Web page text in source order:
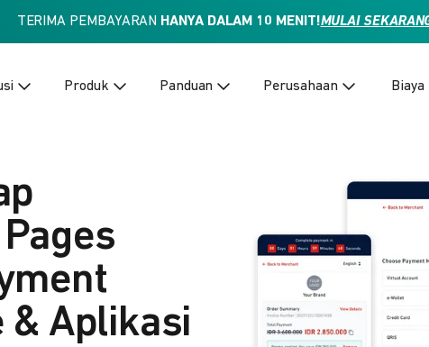
TERIMA PEMBAYARAN HANYA DALAM 10 MENIT!MULAI
Produk Panduan Perusahaan Biaya
& Aplikasi